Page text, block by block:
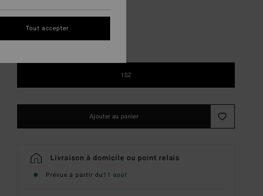
1SZ
Ajouter au panier
Livraison à domicile ou point relais
Prévue à partir du11 août
Tout accepter